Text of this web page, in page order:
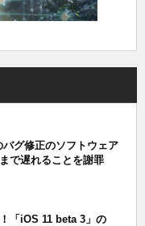
グ修正のソフトウェア
で遅れることを謝罪
「iOS 11 beta 3」の